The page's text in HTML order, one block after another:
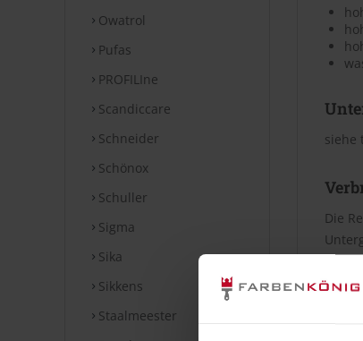
Owatrol
Pufas
PROFILIne
Scandiccare
Schneider
Schönox
Schuller
Sigma
Sika
Sikkens
Staalmeester
siehe
Die